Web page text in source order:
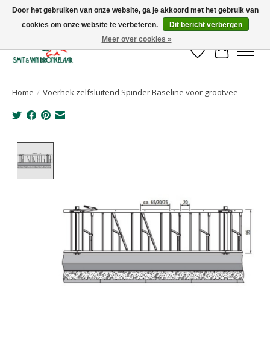
Uw leverancier voor stalinrichtingen en het opruwen van betonvloeren!
Verlanglijst
Home / Voerhek zelfsluitend Spinder Baseline voor grootvee
Door het gebruiken van onze website, ga je akkoord met het gebruik van
cookies om onze website te verbeteren.
Dit bericht verbergen
Meer over cookies »